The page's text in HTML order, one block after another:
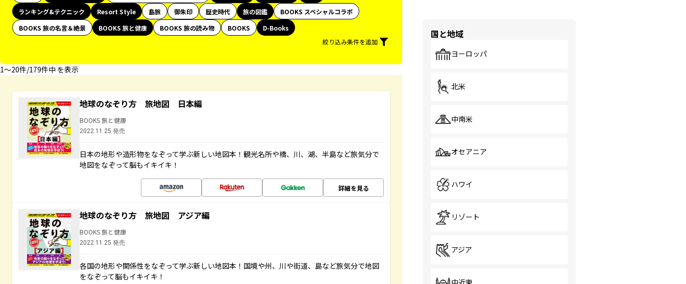
ランキング&テクニック
Resort Style 島旅 御朱印 歴史時代 旅の図鑑
BOOKS スペシャルコラボ
BOOKS 旅の名言＆絶景
BOOKS 旅と健康 BOOKS 旅の読み物 BOOKS
D-Books
絞り込み条件を追加
1〜20件/179件中 を表示
地球のなぞり方 旅地図 日本編
BOOKS 旅と健康
2022.11.25 発売
日本の地形や造形物をなぞって学ぶ新しい地図本！観光名所や橋、川、湖、半島など旅気分で
地図をなぞって脳もイキイキ！
詳細を見る
地球のなぞり方 旅地図 アジア編
BOOKS 旅と健康
2022.11.25 発売
各国の地形や関係性をなぞって学ぶ新しい地図本！国境や州、川や街道、島など旅気分で地図
をなぞって脳もイキイキ！
国と地域
ヨーロッパ
北米
中南米
オセアニア
ハワイ
リゾート
アジア